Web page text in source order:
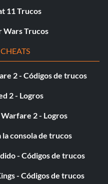
11 Trucos
Wars Trucos
2 - Códigos de trucos
2 - Logros
2 - Logros
consola de trucos
- Códigos de trucos
- Códigos de trucos